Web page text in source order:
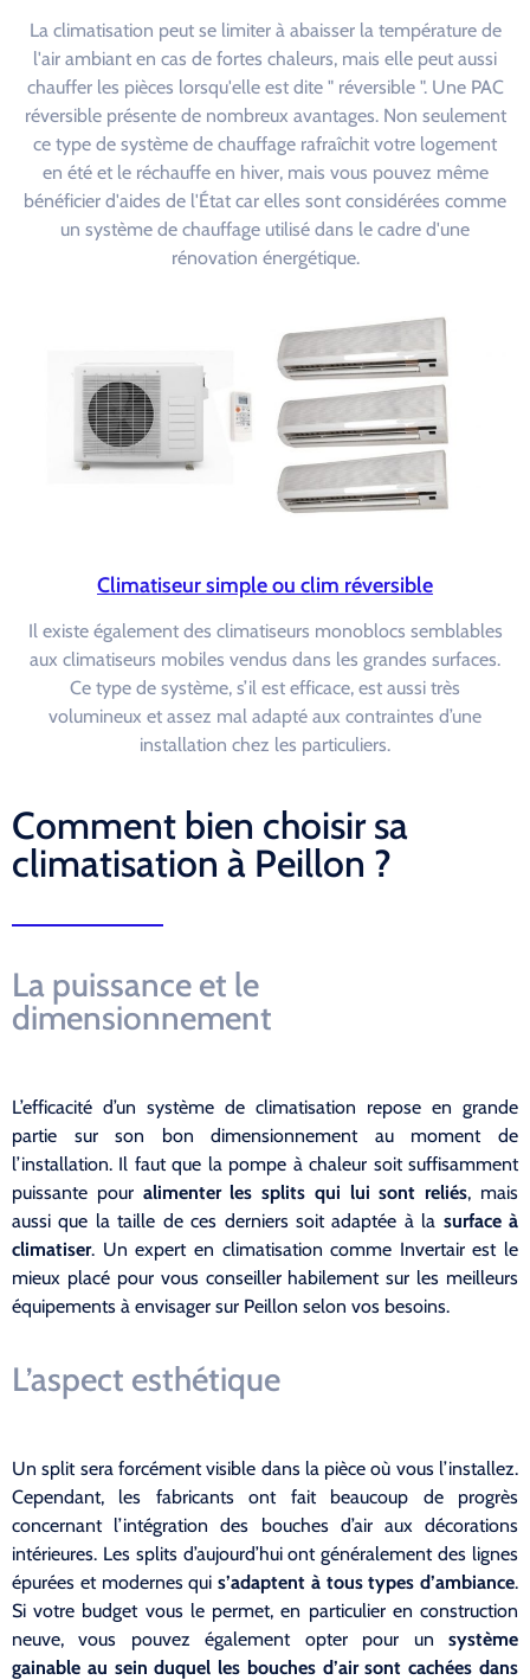
La climatisation peut se limiter à abaisser la température de
l'air ambiant en cas de fortes chaleurs, mais elle peut aussi
chauffer les pièces lorsqu'elle est dite " réversible ". Une PAC
réversible présente de nombreux avantages. Non seulement
ce type de système de chauffage rafraîchit votre logement
en été et le réchauffe en hiver, mais vous pouvez même
bénéficier d'aides de l'État car elles sont considérées comme
un système de chauffage utilisé dans le cadre d'une
rénovation énergétique.
Climatiseur simple ou clim réversible
Il existe également des climatiseurs monoblocs semblables
aux climatiseurs mobiles vendus dans les grandes surfaces.
Ce type de système, s’il est efficace, est aussi très
volumineux et assez mal adapté aux contraintes d’une
installation chez les particuliers.
Comment bien choisir sa
climatisation à Peillon ?
La puissance et le
dimensionnement
L’efficacité d’un système de climatisation repose en grande
partie sur son bon dimensionnement au moment de
l’installation. Il faut que la pompe à chaleur soit suffisamment
puissante pour alimenter les splits qui lui sont reliés, mais
aussi que la taille de ces derniers soit adaptée à la surface à
climatiser. Un expert en climatisation comme Invertair est le
mieux placé pour vous conseiller habilement sur les meilleurs
équipements à envisager sur Peillon selon vos besoins.
L’aspect esthétique
Un split sera forcément visible dans la pièce où vous l’installez.
Cependant, les fabricants ont fait beaucoup de progrès
concernant l’intégration des bouches d’air aux décorations
intérieures. Les splits d’aujourd’hui ont généralement des lignes
épurées et modernes qui s’adaptent à tous types d’ambiance.
Si votre budget vous le permet, en particulier en construction
neuve, vous pouvez également opter pour un système
gainable au sein duquel les bouches d’air sont cachées dans